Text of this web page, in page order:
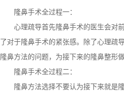
隆鼻手术全过程一：
心理疏导首先隆鼻手术的医生会对前
了对于隆鼻手术的紧张感。除了心理
隆鼻方法的问题，为接下来的隆鼻整形做
隆鼻手术全过程二：
隆鼻方法选择不要认为接下来就是隆